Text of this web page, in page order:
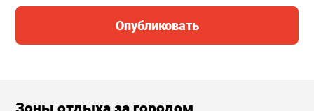
Опубликовать